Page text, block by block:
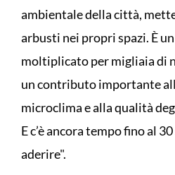
ambientale della città,
arbusti nei propri spazi. È
moltiplicato per migliaia di
un contributo importante
microclima e alla qualità
E c’è ancora tempo fino al
aderire".